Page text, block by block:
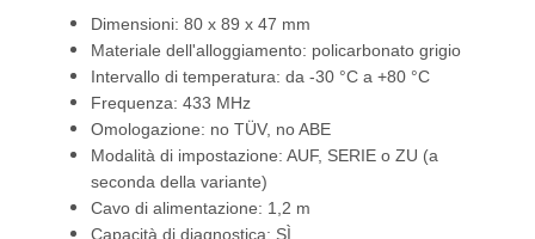
Dimensioni: 80 x 89 x 47 mm
Materiale dell'alloggiamento: policarbonato grigio
Intervallo di temperatura: da -30 °C a +80 °C
Frequenza: 433 MHz
Omologazione: no TÜV, no ABE
Modalità di impostazione: AUF, SERIE o ZU (a
seconda della variante)
Cavo di alimentazione: 1,2 m
Capacità di diagnostica: SÌ